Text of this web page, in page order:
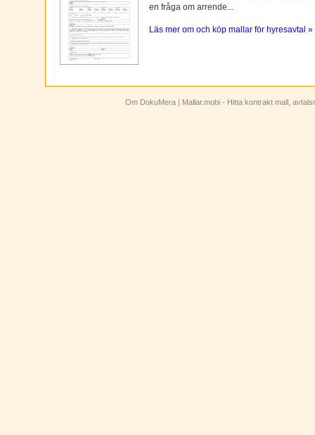
en fråga om arrende...
Läs mer om och köp mallar för hyresavtal »
Om DokuMera | Mallar.mobi - Hitta kontrakt mall,